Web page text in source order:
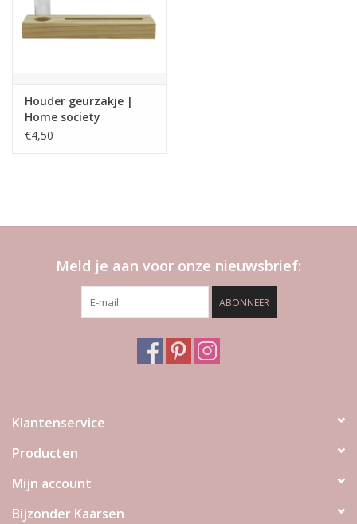
Sale
Merken
Houder geurzakje |
Home society
€4,50
Meld je aan voor onze nieuwsbrief:
ABONNEER
Klantenservice
Producten
Mijn account
Bijzonder Kaarsen